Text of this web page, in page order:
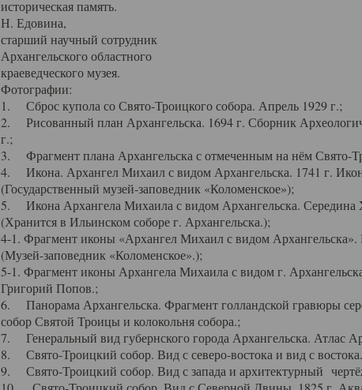
историческая память.
Н. Едовина,
старший научный сотрудник
Архангельского областного
краеведческого музея.
Фотографии:
1. Сброс купола со Свято-Троицкого собора. Апрель 1929 г.;
2. Рисованный план Архангельска. 1694 г. Сборник
г.;
3. Фрагмент плана Архангельска с отмеченным на нём Свято-
4. Икона. Архангел Михаил с видом Архангельска. 1741 г.
(Государственный музей-заповедник «Коломенское»);
5. Икона Архангела Михаила с видом Архангельска.
(Хранится в Ильинском соборе г. Архангельска.);
4-1. Фрагмент иконы «Архангел Михаил с видом
(Музей-заповедник «Коломенское».);
5-1. Фрагмент иконы Архангела Михаила с видом г.
Григорий Попов.;
6. Панорама Архангельска. Фрагмент голландской гравюры
собор Святой Троицы и колокольня собора.;
7. Генеральный вид губернского города Архангельска. Атлас
8. Свято-Троицкий собор. Вид с северо-востока и вид с
9. Свято-Троицкий собор. Вид с запада и архитектурный